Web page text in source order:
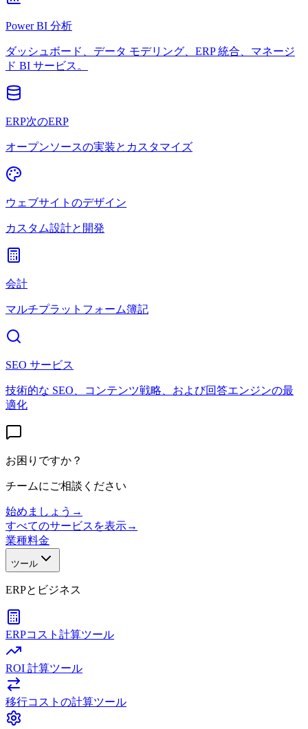
Power BI 分析
ダッシュボード、データ モデリング、ERP 統合、マネージ
ド BI サービス。
ERP次のERP
オープンソースの実装とカスタマイズ
ウェブサイトのデザイン
カスタム設計と開発
会計
マルチプラットフォーム簿記
SEO サービス
技術的な SEO、コンテンツ戦略、および回答エンジンの最
適化
お困りですか？
チームにご相談ください
始めましょう →
すべてのサービスを表示→
業種料金
ツール
ERPとビジネス
ERPコスト計算ツール
ROI 計算ツール
移行コストの計算ツール